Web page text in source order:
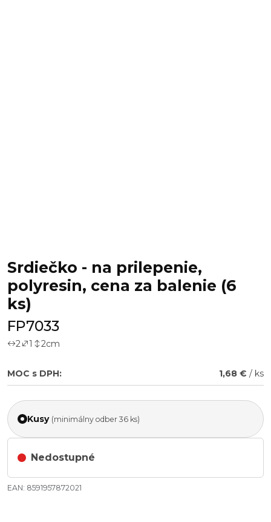
Srdiečko - na prilepenie,
polyresin, cena za balenie (6
ks)
FP7033
2 1 2cm
MOC s DPH: 1,68 € / ks
Kusy (minimálny odber 36 ks)
Nedostupné
EAN: 8591957872021